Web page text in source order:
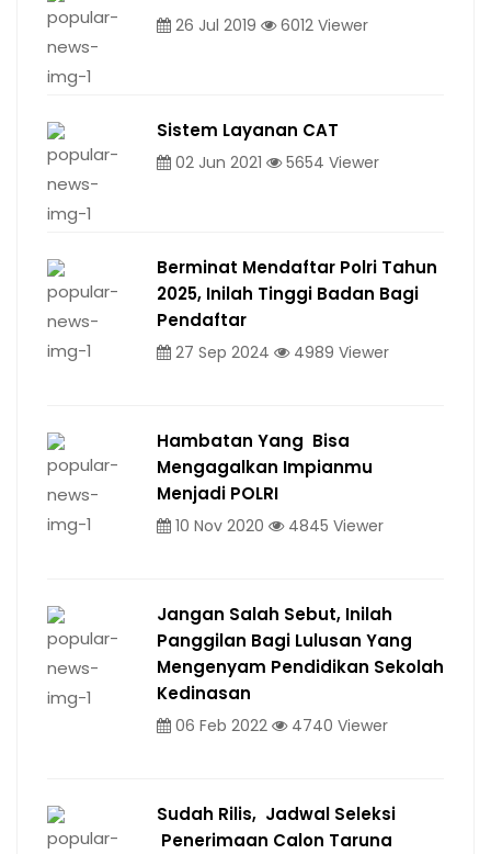
26 Jul 2019 6012 Viewer
Sistem Layanan CAT
02 Jun 2021 5654 Viewer
Berminat Mendaftar Polri Tahun
2025, Inilah Tinggi Badan Bagi
Pendaftar
27 Sep 2024 4989 Viewer
Hambatan Yang Bisa
Mengagalkan Impianmu
Menjadi POLRI
10 Nov 2020 4845 Viewer
Jangan Salah Sebut, Inilah
Panggilan Bagi Lulusan Yang
Mengenyam Pendidikan Sekolah
Kedinasan
06 Feb 2022 4740 Viewer
Sudah Rilis, Jadwal Seleksi
Penerimaan Calon Taruna